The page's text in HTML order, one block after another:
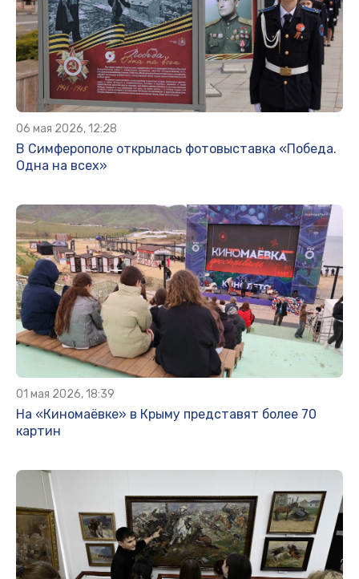
06 мая 2026, 12:28
В Симферополе открылась фотовыставка «Победа.
Одна на всех»
01 мая 2026, 18:39
На «Киномаёвке» в Крыму представят более 70
картин